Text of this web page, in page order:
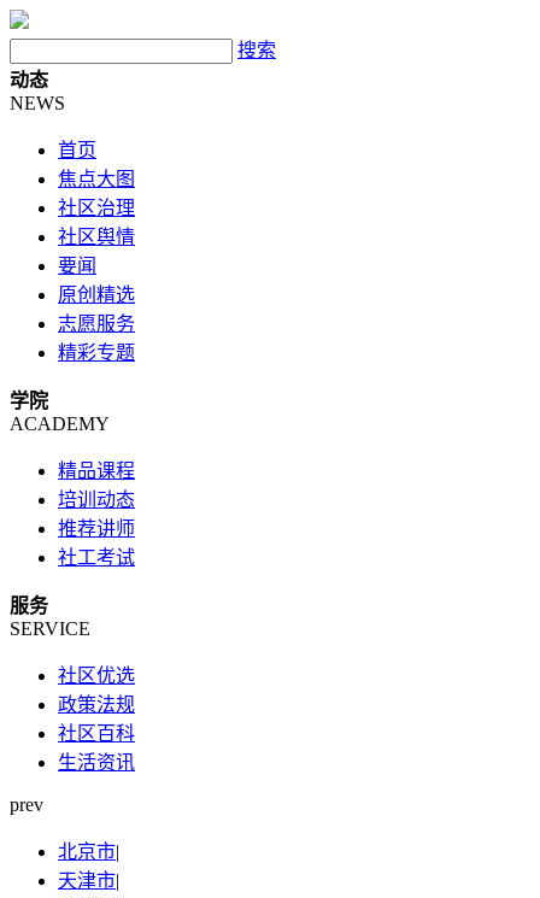
搜索
动态
NEWS
首页
焦点大图
社区治理
社区舆情
要闻
原创精选
志愿服务
精彩专题
学院
ACADEMY
精品课程
培训动态
推荐讲师
社工考试
服务
SERVICE
社区优选
政策法规
社区百科
生活资讯
prev
北京市|
天津市|